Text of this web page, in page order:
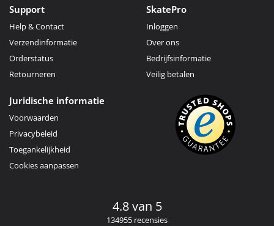
Support
Help & Contact
Verzendinformatie
Orderstatus
Retourneren
SkatePro
Inloggen
Over ons
Bedrijfsinformatie
Veilig betalen
Juridische informatie
Voorwaarden
Privacybeleid
Toegankelijkheid
Cookies aanpassen
4.8 van 5
134955 recensies